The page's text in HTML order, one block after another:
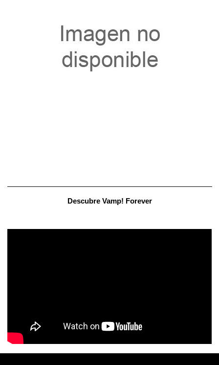
Descubre Vamp! Forever